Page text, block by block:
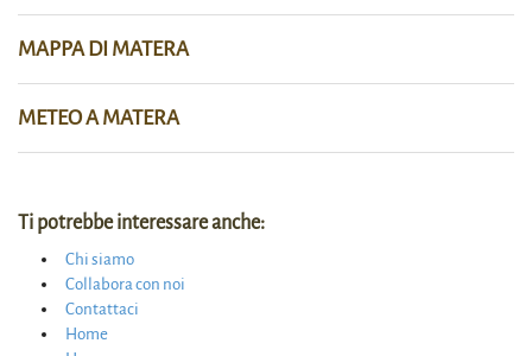
MAPPA DI MATERA
METEO A MATERA
Ti potrebbe interessare anche:
Chi siamo
Collabora con noi
Contattaci
Home